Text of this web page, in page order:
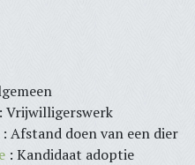
: Vrijwilligerswerk
: Afstand doen van een dier
: Kandidaat adoptie